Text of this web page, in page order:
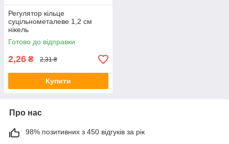
Регулятор кільце
суцільнометалеве 1,2 см
нікель
Готово до відправки
2,26 ₴ 2,31 ₴
Купити
Про нас
98% позитивних з 450 відгуків за рік